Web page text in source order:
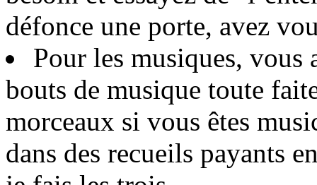
défonce une porte, avez
Pour les musiques, vous
bouts de musique toute
morceaux si vous êtes
dans des recueils payants